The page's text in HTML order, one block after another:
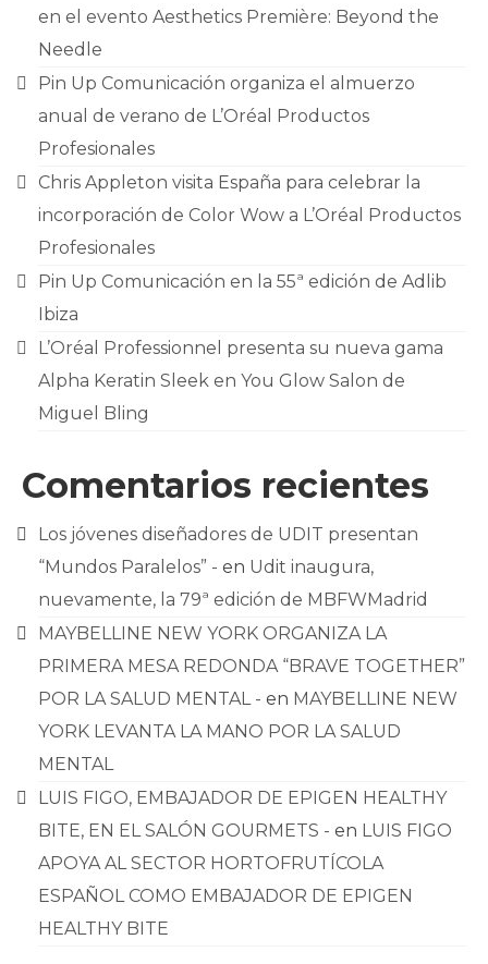
BLOG
CONTACTO
en el evento Aesthetics Première: Beyond the
Needle
Pin Up Comunicación organiza el almuerzo
anual de verano de L’Oréal Productos
Profesionales
Chris Appleton visita España para celebrar la
incorporación de Color Wow a L’Oréal Productos
Profesionales
Pin Up Comunicación en la 55ª edición de Adlib
Ibiza
L’Oréal Professionnel presenta su nueva gama
Alpha Keratin Sleek en You Glow Salon de
Miguel Bling
Comentarios recientes
Los jóvenes diseñadores de UDIT presentan
“Mundos Paralelos” - en Udit inaugura,
nuevamente, la 79ª edición de MBFWMadrid
MAYBELLINE NEW YORK ORGANIZA LA
PRIMERA MESA REDONDA “BRAVE TOGETHER”
POR LA SALUD MENTAL - en MAYBELLINE NEW
YORK LEVANTA LA MANO POR LA SALUD
MENTAL
LUIS FIGO, EMBAJADOR DE EPIGEN HEALTHY
BITE, EN EL SALÓN GOURMETS - en LUIS FIGO
APOYA AL SECTOR HORTOFRUTÍCOLA
ESPAÑOL COMO EMBAJADOR DE EPIGEN
HEALTHY BITE